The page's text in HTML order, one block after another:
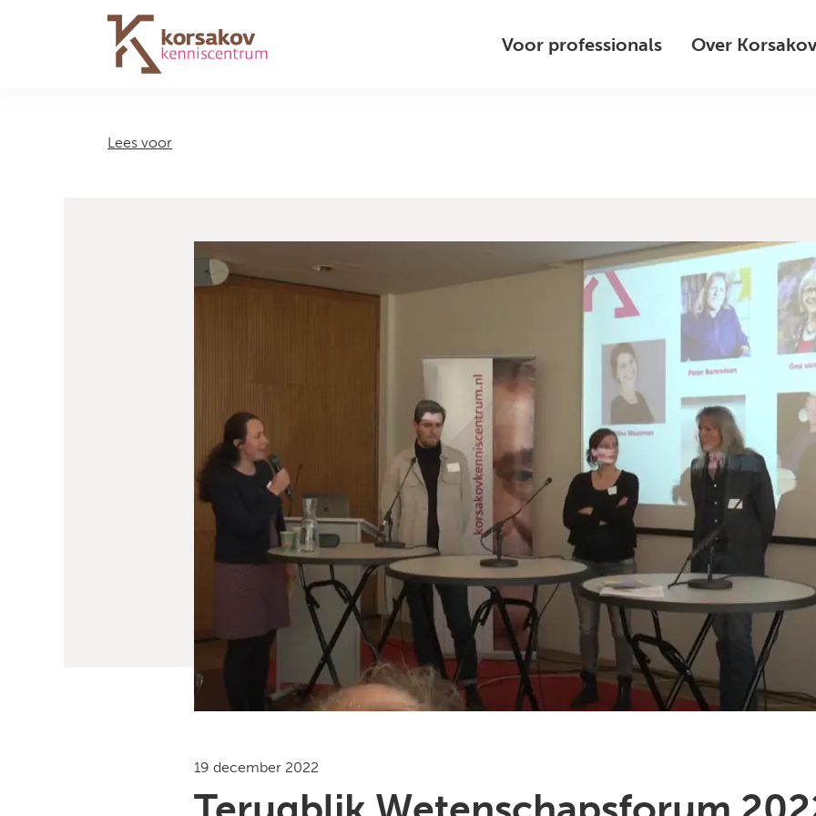
Navigation Voor professionals Over Korsakov
Lees voor
19 december 2022